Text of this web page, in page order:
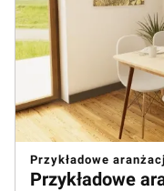
Przykładowe
Przykładowe